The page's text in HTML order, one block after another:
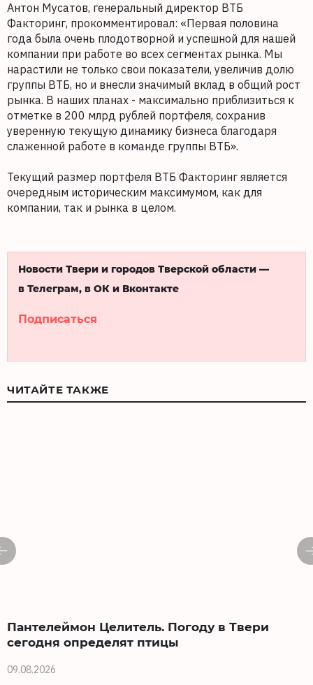
Антон Мусатов, генеральный директор ВТБ
Факторинг, прокомментировал: «Первая половина
года была очень плодотворной и успешной для нашей
компании при работе во всех сегментах рынка. Мы
нарастили не только свои показатели, увеличив долю
группы ВТБ, но и внесли значимый вклад в общий рост
рынка. В наших планах - максимально приблизиться к
отметке в 200 млрд рублей портфеля, сохранив
уверенную текущую динамику бизнеса благодаря
слаженной работе в команде группы ВТБ».
Текущий размер портфеля ВТБ Факторинг является
очередным историческим максимумом, как для
компании, так и рынка в целом.
Новости Твери и городов Тверской области —
в Телеграм, в ОК и Вконтакте
Подписаться
ЧИТАЙТЕ ТАКЖЕ
Пантелеймон Целитель. Погоду в Твери
сегодня определят птицы
09.08.2026